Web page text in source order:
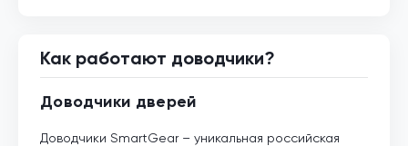
Как работают доводчики?
Доводчики дверей
Доводчики SmartGear – уникальная российская